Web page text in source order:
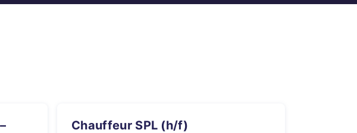
Chauffeur SPL (h/f)